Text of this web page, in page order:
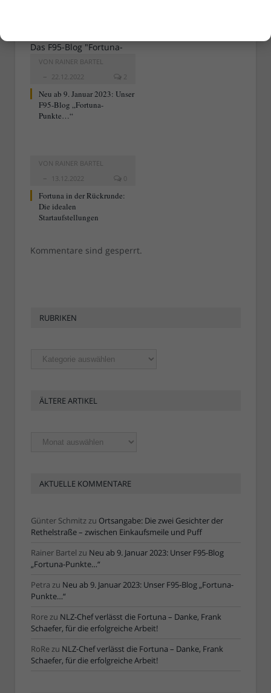
VON RAINER BARTEL
22.12.2022
2
Neu ab 9. Januar 2023: Unser
F95-Blog „Fortuna-
Punkte…“
VON RAINER BARTEL
13.12.2022
0
Fortuna in der Rückrunde:
Die idealen
Startaufstellungen
Kommentare sind gesperrt.
RUBRIKEN
Rubriken
ÄLTERE ARTIKEL
Ältere
Artikel
AKTUELLE KOMMENTARE
Günter Schmitzzu Ortsangabe: Die zwei Gesichter der
Rethelstraße – zwischen Einkaufsmeile und Puff
Rainer Bartel zu Neu ab 9. Januar 2023: Unser F95-Blog
„Fortuna-Punkte…“
Petra zu Neu ab 9. Januar 2023: Unser F95-Blog „Fortuna-
Punkte…“
Rorezu NLZ-Chef verlässt die Fortuna – Danke, Frank
Schaefer, für die erfolgreiche Arbeit!
RoRezu NLZ-Chef verlässt die Fortuna – Danke, Frank
Schaefer, für die erfolgreiche Arbeit!